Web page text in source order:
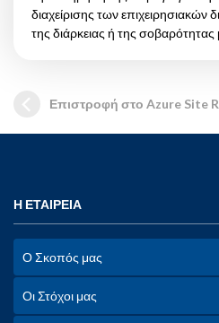
διαχείρισης των επιχειρησιακών
της διάρκειας ή της σοβαρότητας
Επιστροφή στο Azure Site
Η ΕΤΑΙΡΕΙΑ
Ο Σκοπός μας
Οι Στόχοι μας